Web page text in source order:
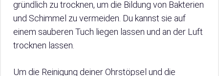
gründlich zu trocknen, um die Bildung von Bakterien
und Schimmel zu vermeiden. Du kannst sie auf
einem sauberen Tuch liegen lassen und an der Luft
trocknen lassen.
Um die Reinigung deiner Ohrstöpsel und die